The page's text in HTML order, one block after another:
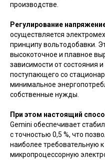
производстве.
Регулирование
осуществляется
принципу вольтодобавки.
высокоточное и плавное
зависимости от состояния
поступающего со
минимальное
собственные нужды.
При этом настоящий
Gemini обеспечивает
с точностью 0,5 %, что
наиболее требовательную
микропроцессорную